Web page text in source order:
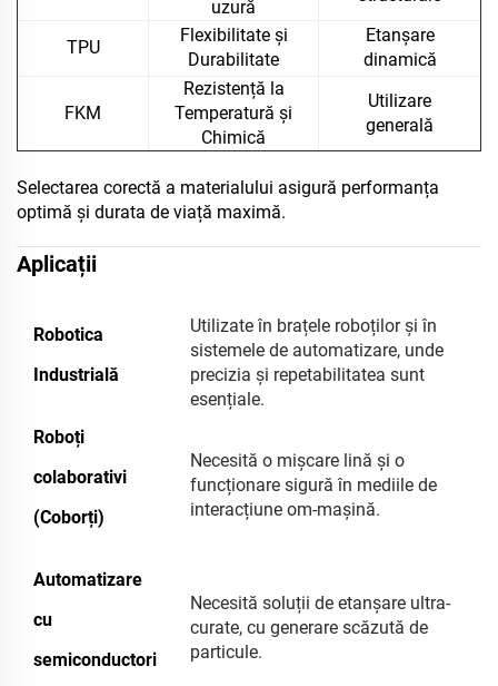
uzură
TPU
Flexibilitate și
Durabilitate
Etanșare
dinamică
FKM
Rezistență la
Temperatură și
Chimică
Utilizare
generală
Selectarea corectă a materialului asigură performanța
optimă și durata de viață maximă.
Aplicații
Robotica
Industrială
Utilizate în brațele roboților și în
sistemele de automatizare, unde
precizia și repetabilitatea sunt
esențiale.
Roboți
colaborativi
(Coborți)
Necesită o mișcare lină și o
funcționare sigură în mediile de
interacțiune om-mașină.
Automatizare
cu
semiconductori
Necesită soluții de etanșare ultra-
curate, cu generare scăzută de
particule.